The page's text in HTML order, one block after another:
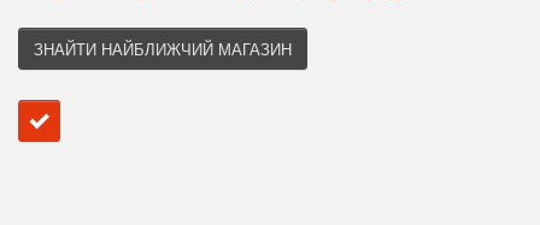
ЗНАЙТИ НАЙБЛИЖЧИЙ МАГАЗИН